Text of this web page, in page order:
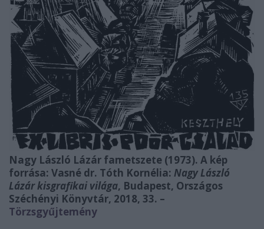
Nagy László Lázár fametszete (1973). A kép
forrása: Vasné dr. Tóth Kornélia: Nagy László
Lázár kisgrafikai világa, Budapest, Országos
Széchényi Könyvtár, 2018, 33. –
Törzsgyűjtemény